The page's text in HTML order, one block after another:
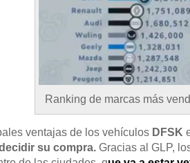
Ranking de marcas más
ventajas de los vehículos DFSK
su compra. Gracias al GLP,